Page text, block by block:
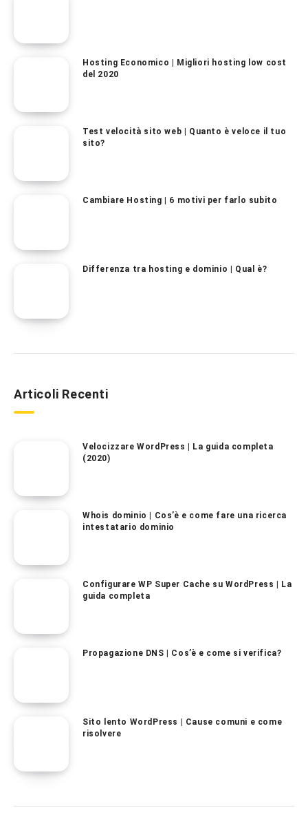
Hosting Economico | Migliori hosting low cost
del 2020
Test velocità sito web | Quanto è veloce il tuo
sito?
Cambiare Hosting | 6 motivi per farlo subito
Differenza tra hosting e dominio | Qual è?
Articoli Recenti
Velocizzare WordPress | La guida completa
(2020)
Whois dominio | Cos’è e come fare una ricerca
intestatario dominio
Configurare WP Super Cache su WordPress | La
guida completa
Propagazione DNS | Cos’è e come si verifica?
Sito lento WordPress | Cause comuni e come
risolvere